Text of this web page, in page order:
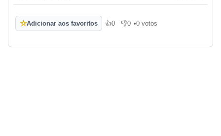
☆Adicionar aos favoritos 👍0
Gosto 👎0
Não gosto
•0 votos